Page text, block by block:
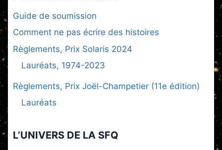
Guide de soumission
Comment ne pas écrire des histoires
Règlements, Prix Solaris 2024
Lauréats, 1974-2023
Règlements, Prix Joël-Champetier (11e édition)
Lauréats
L’UNIVERS DE LA SFQ